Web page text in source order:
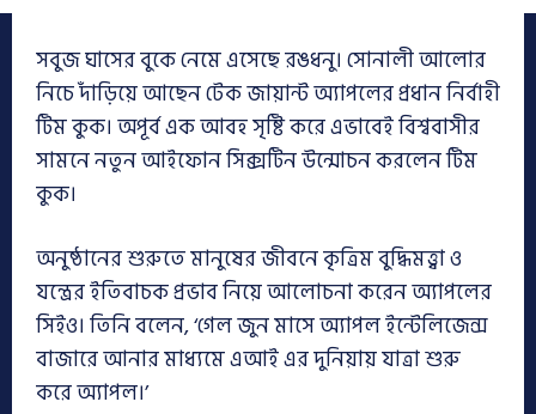
সবুজ ঘাসের বুকে নেমে এসেছে রঙধনু। সোনালী আলোর
নিচে দাঁড়িয়ে আছেন টেক জায়ান্ট অ্যাপলের প্রধান নির্বাহী
টিম কুক। অপূর্ব এক আবহ সৃষ্টি করে এভাবেই বিশ্ববাসীর
সামনে নতুন আইফোন সিক্সটিন উন্মোচন করলেন টিম
কুক।
অনুষ্ঠানের শুরুতে মানুষের জীবনে কৃত্রিম বুদ্ধিমত্ত্বা ও
যন্ত্রের ইতিবাচক প্রভাব নিয়ে আলোচনা করেন অ্যাপলের
সিইও। তিনি বলেন, ‘গেল জুন মাসে অ্যাপল ইন্টেলিজেন্স
বাজারে আনার মাধ্যমে এআই এর দুনিয়ায় যাত্রা শুরু
করে অ্যাপল।’